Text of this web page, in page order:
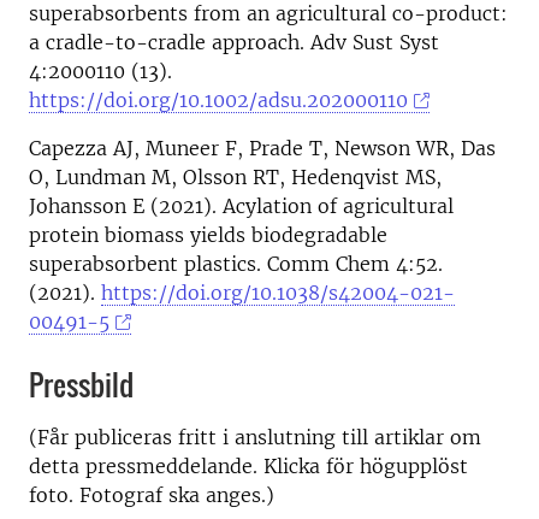
superabsorbents from an agricultural co-product:
a cradle-to-cradle approach. Adv Sust Syst
4:2000110 (13).
https://doi.org/10.1002/adsu.202000110
Capezza AJ, Muneer F, Prade T, Newson WR, Das
O, Lundman M, Olsson RT, Hedenqvist MS,
Johansson E (2021). Acylation of agricultural
protein biomass yields biodegradable
superabsorbent plastics. Comm Chem 4:52.
(2021). https://doi.org/10.1038/s42004-021-
00491-5
Pressbild
(Får publiceras fritt i anslutning till artiklar om
detta pressmeddelande. Klicka för högupplöst
foto. Fotograf ska anges.)